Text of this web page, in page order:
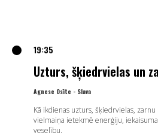
19:35
Uzturs, šķiedrvielas un
Agnese Osīte - Slava
Kā ikdienas uzturs, šķiedrvielas,
vielmaiņa ietekmē enerģiju,
veselību.